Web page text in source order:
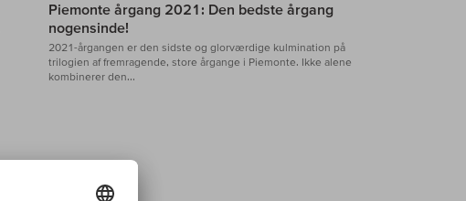
Piemonte årgang 2021: Den bedste årgang
nogensinde!
2021-årgangen er den sidste og glorværdige kulmination på
trilogien af fremragende, store årgange i Piemonte. Ikke alene
kombinerer den...